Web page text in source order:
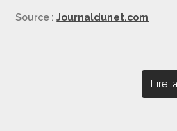
Source :Journaldunet.com
Lire